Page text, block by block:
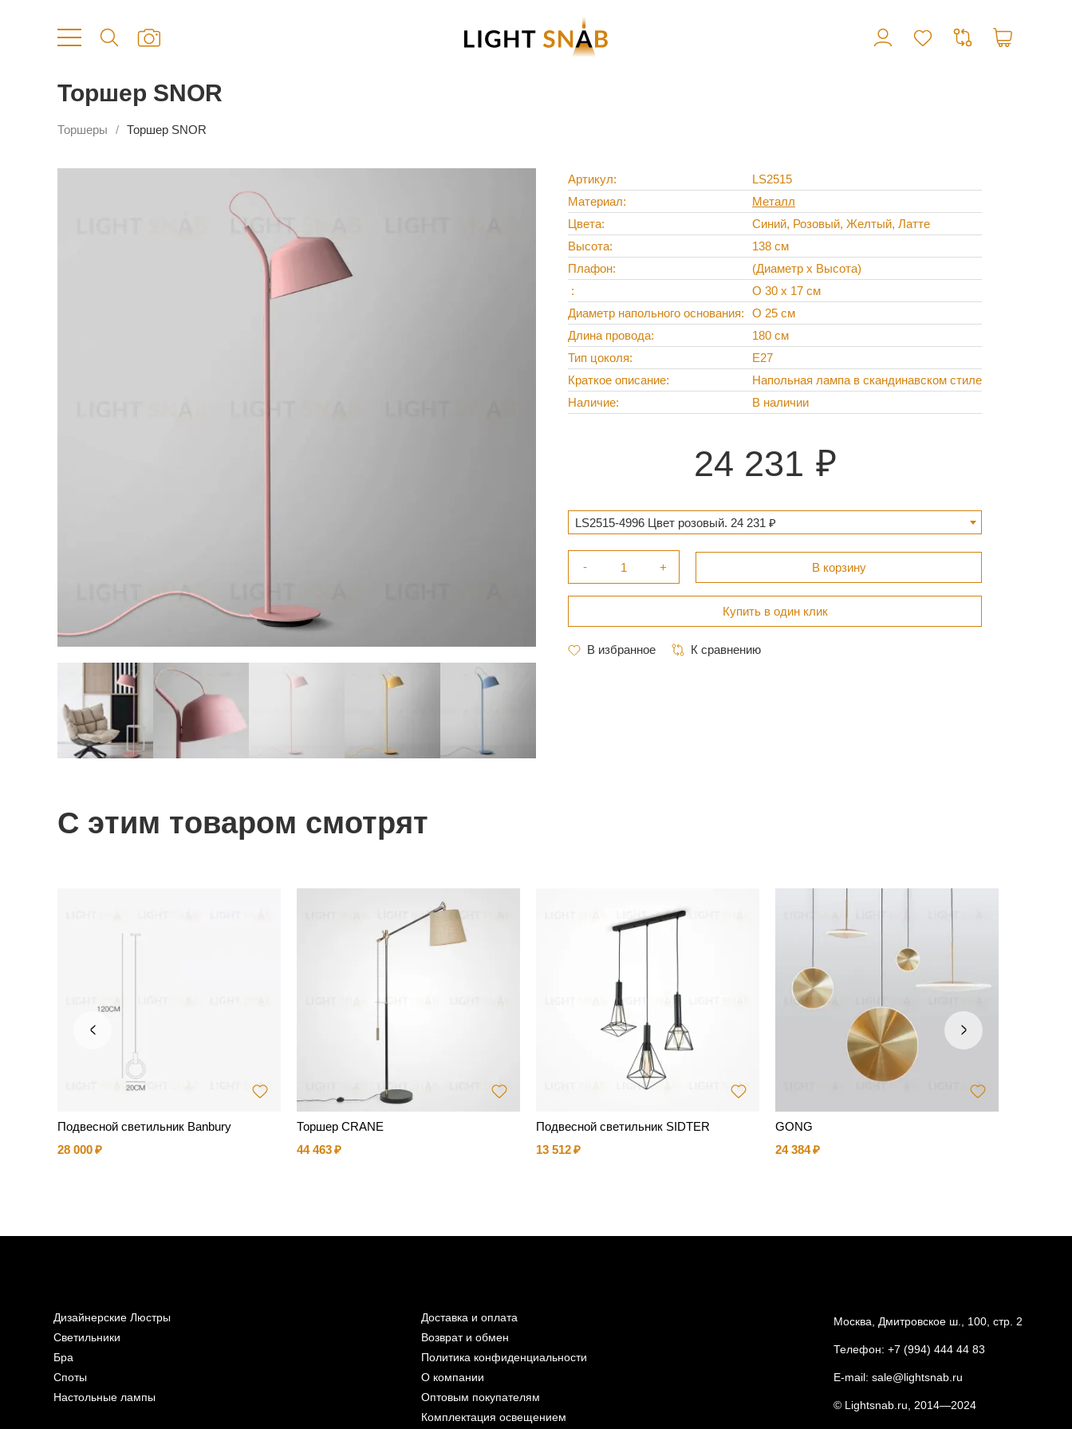
Торшер SNOR
Торшеры Торшер SNOR
Артикул
LS2515
Материал
Металл
Цвета
Синий, Розовый, Желтый, Латте
Высота
138 см
Плафон
(Диаметр х Высота)
O 30 х 17 см
Диаметр напольного основания
O 25 см
Длина провода
180 см
Тип цоколя
Е27
Краткое описание
Напольная лампа в скандинавском стиле
Наличие
В наличии
24 231
LS2515-4996 Цвет розовый. 24 231 ₽
С этим товаром смотрят
Подвесной светильник Banbury
28 000
Торшер CRANE
44 463
Подвесной светильник SIDTER
13 512
GONG
24 384
Дизайнерские Люстры
Светильники
Бра
Споты
Настольные лампы
Доставка и оплата
Возврат и обмен
Политика конфиденциальности
О компании
Оптовым покупателям
Комплектация освещением
Москва, Дмитровское ш., 100, стр. 2
Телефон: +7 (994) 444 44 83
E-mail: sale@lightsnab.ru
© Lightsnab.ru, 2014—2024